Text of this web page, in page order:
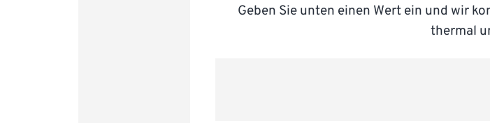
Geben Sie unten einen Wert ein und wir
thermal